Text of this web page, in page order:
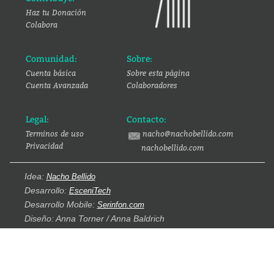
Haz tu Donación
Colabora
Comunidad:
Cuenta básica
Cuenta Avanzada
Sobre:
Sobre esta página
Colaboradores
Legal:
Terminos de uso
Privacidad
Contacto:
nacho@nachobellido.com
nachobellido.com
Idea: Nacho Bellido
Desarrollo: EsceniTech
Desarrollo Mobile: Serinfon.com
Diseño: Anna Torner / Anna Baldrich